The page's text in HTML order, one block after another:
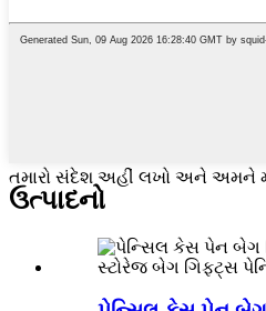
તમારો સંદેશ અહીં લખો અને અમને
ઉત્પાદનો